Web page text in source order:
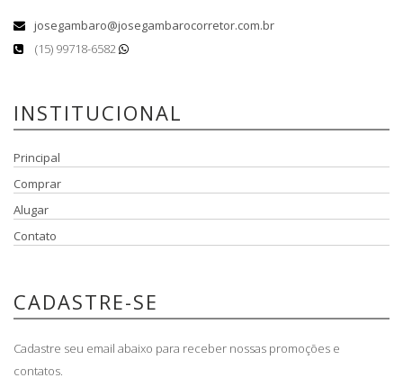
josegambaro@josegambarocorretor.com.br
(15) 99718-6582
INSTITUCIONAL
Principal
Comprar
Alugar
Contato
CADASTRE-SE
Cadastre seu email abaixo para receber nossas promoções e
contatos.